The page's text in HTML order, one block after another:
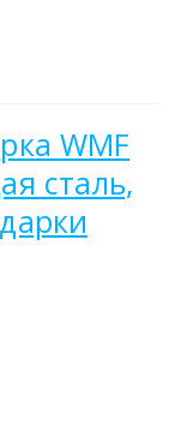
WMF
сталь,